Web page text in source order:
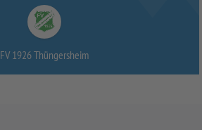
FV 1926 Thüngersheim